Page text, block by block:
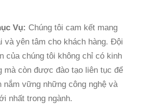
Vụ: Chúng tôi cam kết mang
và yên tâm cho khách hàng. Đội
của chúng tôi không chỉ có kinh
mà còn được đào tạo liên tục để
nắm vững những công nghệ và
nhất trong ngành.